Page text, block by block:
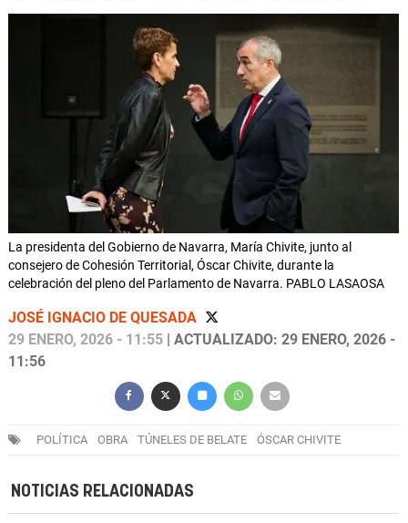
La presidenta del Gobierno de Navarra, María Chivite, junto al
consejero de Cohesión Territorial, Óscar Chivite, durante la
celebración del pleno del Parlamento de Navarra. PABLO LASAOSA
JOSÉ IGNACIO DE QUESADA
29 ENERO, 2026 - 11:55 | ACTUALIZADO: 29 ENERO, 2026 -
11:56
POLÍTICA OBRA TÚNELES DE BELATE ÓSCAR CHIVITE
NOTICIAS RELACIONADAS